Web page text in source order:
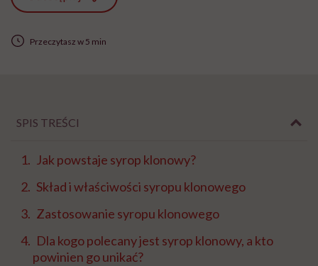
Przeczytasz w 5 min
SPIS TREŚCI
Jak powstaje syrop klonowy?
Skład i właściwości syropu klonowego
Zastosowanie syropu klonowego
Dla kogo polecany jest syrop klonowy, a kto
powinien go unikać?